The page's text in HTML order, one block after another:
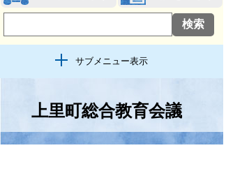
サブメニュー表示
上里町総合教育会議